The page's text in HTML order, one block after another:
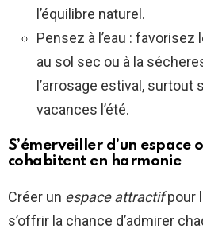
l’équilibre naturel.
Pensez à l’eau :
au sol sec ou à la
l’arrosage estival, surtout
vacances l’été.
S’émerveiller d’un espace
cohabitent en harmonie
Créer un espace attractifpour
s’offrir la chance d’admirer